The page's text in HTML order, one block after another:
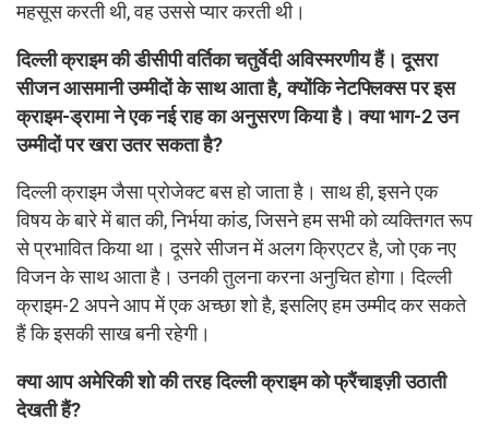
महसूस करती थी, वह उससे प्यार करती थी।
दिल्ली क्राइम की डीसीपी वर्तिका चतुर्वेदी अविस्मरणीय हैं। दूसरा
सीजन आसमानी उम्मीदों के साथ आता है, क्योंकि नेटफ्लिक्स पर इस
क्राइम-ड्रामा ने एक नई राह का अनुसरण किया है। क्या भाग-2 उन
उम्मीदों पर खरा उतर सकता है?
दिल्ली क्राइम जैसा प्रोजेक्ट बस हो जाता है। साथ ही, इसने एक
विषय के बारे में बात की, निर्भया कांड, जिसने हम सभी को व्यक्तिगत रूप
से प्रभावित किया था। दूसरे सीजन में अलग क्रिएटर है, जो एक नए
विजन के साथ आता है। उनकी तुलना करना अनुचित होगा। दिल्ली
क्राइम-2 अपने आप में एक अच्छा शो है, इसलिए हम उम्मीद कर सकते
हैं कि इसकी साख बनी रहेगी।
क्या आप अमेरिकी शो की तरह दिल्ली क्राइम को फ्रैंचाइज़ी उठाती
देखती हैं?